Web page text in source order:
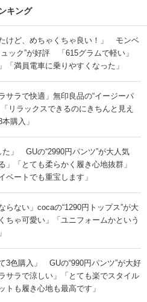
キング
たけど、めちゃくちゃ良い！」 モンベ
ック”が好評 「615グラムで軽い」
「満員電車に乗りやすくなった」
サラで快適」無印良品の“イージーパ
リラックスできるのにきちんと見え
購入」
た」 GUの“2990円パンツ”が大人気
」「とても柔らかく履き心地抜群」
ベートでも重宝します」
らない」cocaの“1290円トップス”が大
ちゃ可愛い」「ユニフォームかという
3色購入」 GUの“990円パンツ”が大好
ラで涼しい」「とても楽でスタイル
トも履き心地も最高です」